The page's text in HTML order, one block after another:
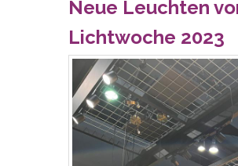
Neue Leuchten
Lichtwoche 2023